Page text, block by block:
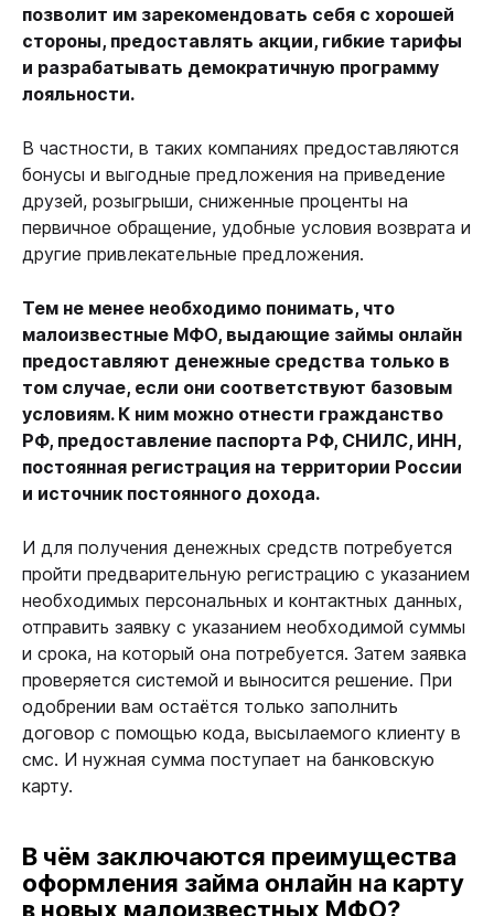
позволит им зарекомендовать себя с хорошей
стороны, предоставлять акции, гибкие тарифы
и разрабатывать демократичную программу
лояльности.
В частности, в таких компаниях предоставляются
бонусы и выгодные предложения на приведение
друзей, розыгрыши, сниженные проценты на
первичное обращение, удобные условия возврата и
другие привлекательные предложения.
Тем не менее необходимо понимать, что
малоизвестные МФО, выдающие займы онлайн
предоставляют денежные средства только в
том случае, если они соответствуют базовым
условиям. К ним можно отнести гражданство
РФ, предоставление паспорта РФ, СНИЛС, ИНН,
постоянная регистрация на территории России
и источник постоянного дохода.
И для получения денежных средств потребуется
пройти предварительную регистрацию с указанием
необходимых персональных и контактных данных,
отправить заявку с указанием необходимой суммы
и срока, на который она потребуется. Затем заявка
проверяется системой и выносится решение. При
одобрении вам остаётся только заполнить
договор с помощью кода, высылаемого клиенту в
смс. И нужная сумма поступает на банковскую
карту.
В чём заключаются преимущества
оформления займа онлайн на карту
в новых малоизвестных МФО?